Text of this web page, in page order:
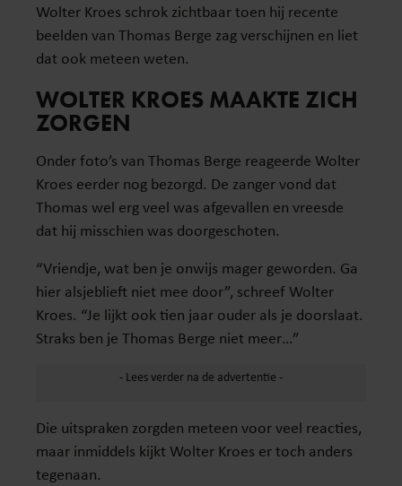
Wolter Kroes schrok zichtbaar toen hij recente
beelden van Thomas Berge zag verschijnen en liet
dat ook meteen weten.
WOLTER KROES MAAKTE ZICH
ZORGEN
Onder foto’s van Thomas Berge reageerde Wolter
Kroes eerder nog bezorgd. De zanger vond dat
Thomas wel erg veel was afgevallen en vreesde
dat hij misschien was doorgeschoten.
“Vriendje, wat ben je onwijs mager geworden. Ga
hier alsjeblieft niet mee door”, schreef Wolter
Kroes. “Je lijkt ook tien jaar ouder als je doorslaat.
Straks ben je Thomas Berge niet meer…”
Die uitspraken zorgden meteen voor veel reacties,
maar inmiddels kijkt Wolter Kroes er toch anders
tegenaan.